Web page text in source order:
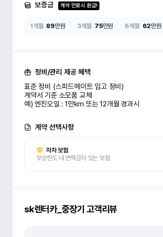
보증금 계약 만료시 환급!
1개월 89만원 3개월 75만원 6개월 62만원
정비/관리 제공 혜택
표준 정비 (스피드메이트 입고 정비)
계약서 기준 소모품 교체
예) 엔진오일 : 1만km 또는 12개월 경과시
계약 선택사항
자차 보험
보상한도 내 면책금이 있는 보험
sk렌터카_중장기 고객리뷰